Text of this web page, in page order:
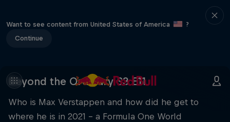
Want to see content from United States of America
?
Continue
Beyond the Ordinary S3 E11
Who is Max Verstappen and how did he get to
where he is in 2021 – a Formula One World